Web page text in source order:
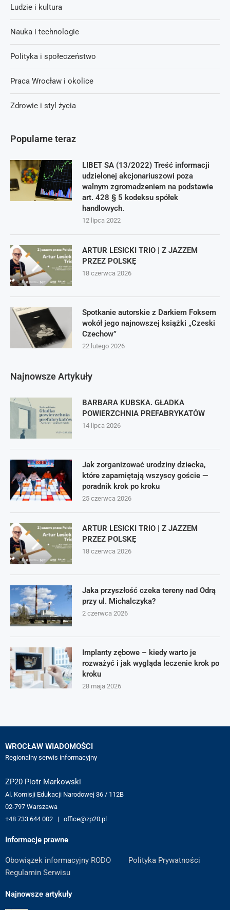
Popularne teraz
LIBET SA (13/2022) Treść informacji
udzielonej akcjonariuszowi poza
walnym zgromadzeniem na podstawie
art. 428 § 5 kodeksu spółek
handlowych.
12 lipca 2022
ARTUR LESICKI TRIO | Z JAZZEM
PRZEZ POLSKĘ
18 czerwca 2026
Spotkanie autorskie z Darkiem Foksem
wokół jego najnowszej książki „Czeski
Czechow”
22 lutego 2026
Najnowsze Artykuły
BARBARA KUBSKA. GŁADKA
POWIERZCHNIA PREFABRYKATÓW
14 lipca 2026
Jak zorganizować urodziny dziecka,
które zapamiętają wszyscy goście —
poradnik krok po kroku
25 czerwca 2026
ARTUR LESICKI TRIO | Z JAZZEM
PRZEZ POLSKĘ
18 czerwca 2026
Jaka przyszłość czeka tereny nad Odrą
przy ul. Michalczyka?
2 czerwca 2026
Implanty zębowe – kiedy warto je
rozważyć i jak wygląda leczenie krok po
kroku
28 maja 2026
Ludzie i kultura
Nauka i technologie
Polityka i społeczeństwo
Praca Wrocław i okolice
Zdrowie i styl życia
WROCŁAW WIADOMOŚCI
Regionalny serwis informacyjny
ZP20 Piotr Markowski
Al. Komisji Edukacji Narodowej 36 / 112B
02-797 Warszawa
+48 733 644 002 | office@zp20.pl
Informacje prawne
Obowiązek informacyjny RODO
Polityka Prywatności
Regulamin Serwisu
Najnowsze artykuły